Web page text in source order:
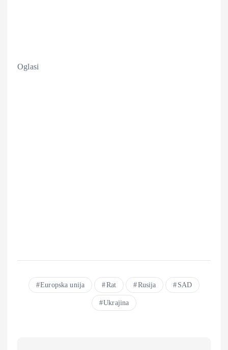
Oglasi
Europska unija Rat Rusija SAD
Ukrajina